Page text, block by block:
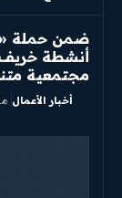
ضمن حملة
مجتمعية
أخبار الأعمال منذ